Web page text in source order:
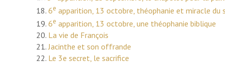
18. 6e apparition, 13 octobre, théophanie et miracle du
19. 6e apparition, 13 octobre, une théophanie biblique
20. La vie de François
21.Jacinthe et son offrande
22. Le 3e secret, le sacrifice